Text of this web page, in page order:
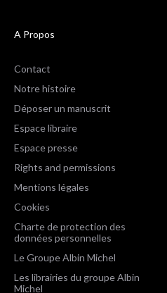
A Propos
Contact
Notre histoire
Déposer un manuscrit
Espace libraire
Espace presse
Rights and permissions
Mentions légales
Cookies
Charte de protection des
données personnelles
Le Groupe Albin Michel
Les librairies du groupe Albin
Michel